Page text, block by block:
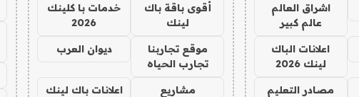
اشراق العالم
عالم كبير
اعلانات الباك
لينك 2026
مصادر التعليم
أقوى باقة باك
لينك
خدمات با كلينك
2026
موقع تجاربنا
تجارب الحياه
ديوان العرب
مشاريع اعلانات باك لينك